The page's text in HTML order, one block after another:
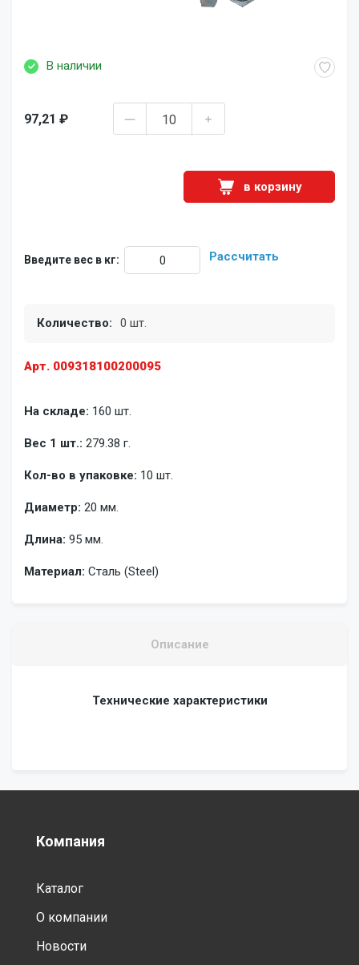
Арт. 009318100200095
В наличии
На складе: 160 шт.
Вес 1 шт.: 279.38 г.
Кол-во в упаковке: 10 шт.
Диаметр: 20 мм.
Длина: 95 мм.
Материал: Сталь (Steel)
97,21 ₽
в корзину
Введите вес в кг: Рассчитать
Количество: 0 шт.
Описание
Технические характеристики
Компания
Каталог
О компании
Новости